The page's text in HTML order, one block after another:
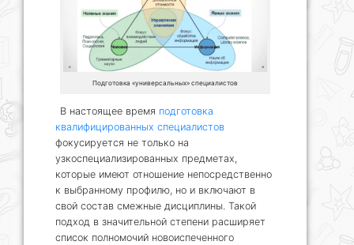
Подготовка «универсальных» специалистов
В настоящее время подготовка
квалифицированных специалистов
фокусируется не только на
узкоспециализированных предметах,
которые имеют отношение непосредственно
к выбранному профилю, но и включают в
свой состав смежные дисциплины. Такой
подход в значительной степени расширяет
список полномочий новоиспеченного